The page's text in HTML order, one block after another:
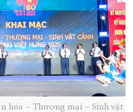
hóa – Thương mại – Sinh vật